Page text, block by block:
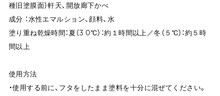
種旧塗膜面）軒天、開放廊下かべ
成分 ：水性エマルション、顔料、水
塗り重ね乾燥時間：夏（3 0℃）：約１時間以上／冬（５℃）：約５時
間以上
使用方法
・使用する前に、フタをしたまま塗料を十分に混ぜてください。